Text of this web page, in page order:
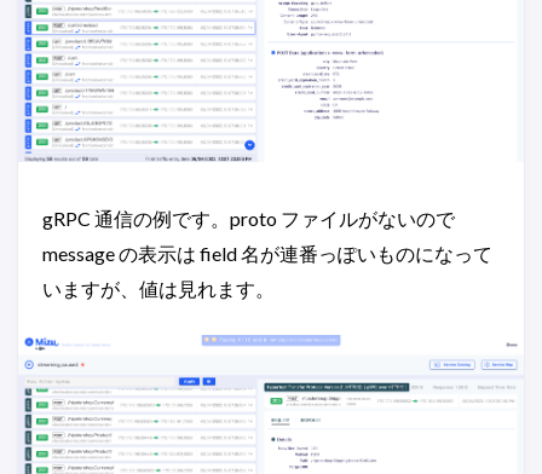
gRPC 通信の例です。proto ファイルがないので
message の表示は field 名が連番っぽいものになって
いますが、値は見れます。